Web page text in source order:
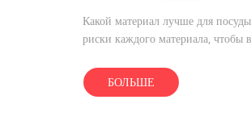
Какой материал лучше для
риски каждого материала, чтобы
БОЛЬШЕ